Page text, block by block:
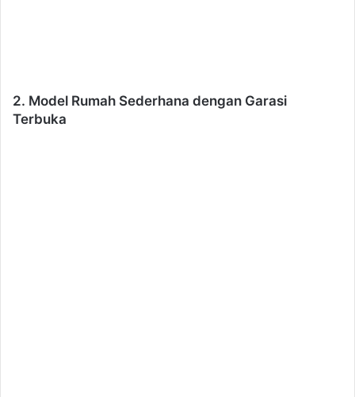
2. Model Rumah Sederhana dengan Garasi
Terbuka